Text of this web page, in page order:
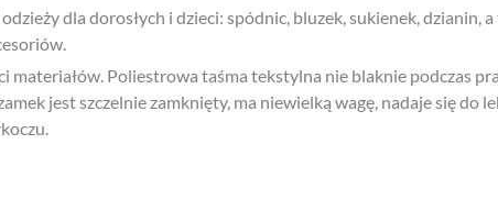
dla dorosłych i dzieci: spódnic, bluzek, sukienek, dzianin,
materiałów. Poliestrowa taśma tekstylna nie blaknie podczas
jest szczelnie zamknięty, ma niewielką wagę, nadaje się do